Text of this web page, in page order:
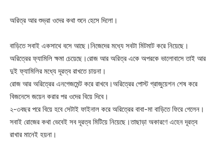
অরিত্র আর শুভ্রা ওদের কথা শুনে হেসে দিলো।
বাড়িতে সবাই একসাথে বসে আছে।নিজেদের মধ্যে সবটা মিটমাট করে নিয়েছে।
অরিত্রের ফ্যামিলি ক্ষমা চেয়েছে।রোজ আর অরিত্র একে অপরকে ভালোবাসে তাই আর
দুই ফ্যামিলির মধ্যে দূরত্ব রাখতে চায়না।
রোজ আর অরিত্রের এনগেজমেন্ট করে রাখবে।অরিত্রের পোস্ট গ্রাজুয়েশন শেষ করে
বিজনেসে জয়েন করার পর ওদের বিয়ে দিবে।
২-৩বছর পরে বিয়ে হবে সেটাই ফাইনাল করে অরিত্রের বাবা-মা বাড়িতে ফিরে গেলেন।
সবাই রোজের কথা ভেবেই সব দূরত্ব মিটিয়ে নিয়েছে।তাছাড়া অকারণে এহেন দূরত্ব
রাখার মানেই হয়না।